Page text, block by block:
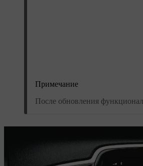
Примечание
После обновления